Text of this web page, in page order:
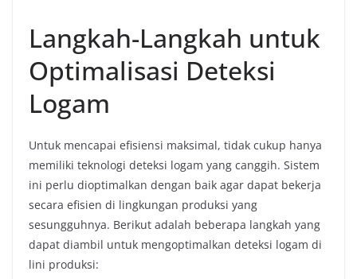
Langkah-Langkah untuk
Optimalisasi Deteksi
Logam
Untuk mencapai efisiensi maksimal, tidak cukup hanya
memiliki teknologi deteksi logam yang canggih. Sistem
ini perlu dioptimalkan dengan baik agar dapat bekerja
secara efisien di lingkungan produksi yang
sesungguhnya. Berikut adalah beberapa langkah yang
dapat diambil untuk mengoptimalkan deteksi logam di
lini produksi: